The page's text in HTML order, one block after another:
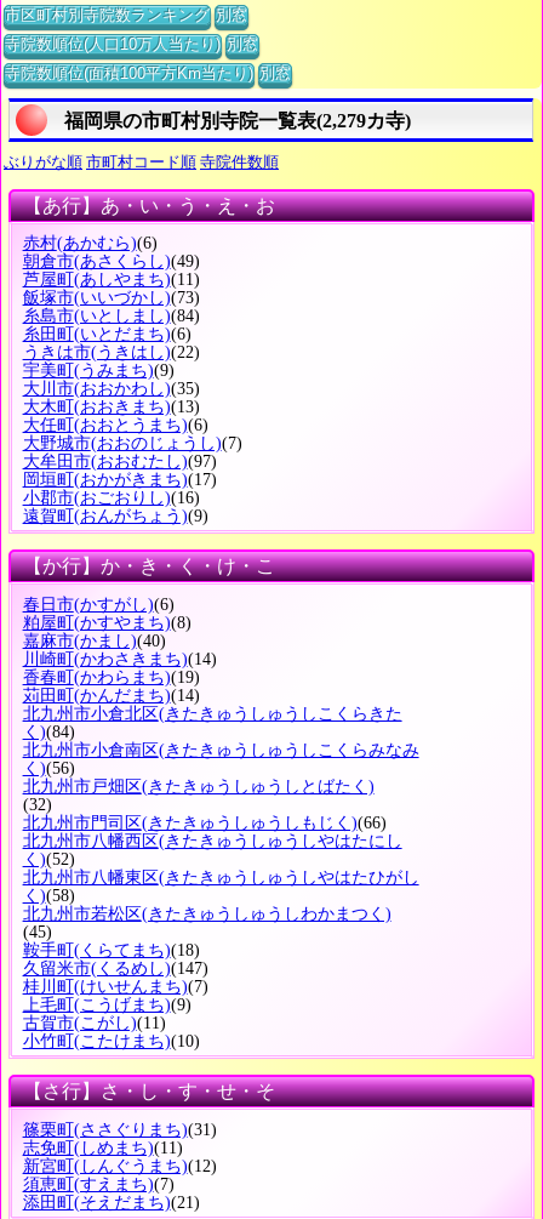
市区町村別寺院数ランキング 別窓
寺院数順位(人口10万人当たり) 別窓
寺院数順位(面積100平方Km当たり) 別窓
福岡県の市町村別寺院一覧表(2,279カ寺)
ぶりがな順 市町村コード順 寺院件数順
【あ行】あ・い・う・え・お
赤村(あかむら)(6)
朝倉市(あさくらし)(49)
芦屋町 (あしやまち)(11)
飯塚市(いいづかし)(73)
糸島市(いとしまし)(84)
糸田町 (いとだまち)(6)
うきは市(うきはし)(22)
宇美町 (うみまち)(9)
大川市(おおかわし)(35)
大木町 (おおきまち)(13)
大任町 (おおとうまち)(6)
大野城市(おおのじょうし)(7)
大牟田市(おおむたし)(97)
岡垣町 (おかがきまち)(17)
小郡市(おごおりし)(16)
遠賀町 (おんがちょう)(9)
【か行】か・き・く・け・こ
春日市(かすがし)(6)
粕屋町 (かすやまち)(8)
嘉麻市(かまし)(40)
川崎町 (かわさきまち)(14)
香春町 (かわらまち)(19)
苅田町 (かんだまち)(14)
北九州市小倉北区(きたきゅうしゅうしこくらきた
く)(84)
北九州市小倉南区(きたきゅうしゅうしこくらみなみ
く)(56)
北九州市戸畑区(きたきゅうしゅうしとばたく)
(32)
北九州市門司区(きたきゅうしゅうしもじく)(66)
北九州市八幡西区(きたきゅうしゅうしやはたにし
く)(52)
北九州市八幡東区(きたきゅうしゅうしやはたひがし
く)(58)
北九州市若松区(きたきゅうしゅうしわかまつく)
(45)
鞍手町 (くらてまち)(18)
久留米市(くるめし)(147)
桂川町 (けいせんまち)(7)
上毛町 (こうげまち)(9)
古賀市(こがし)(11)
小竹町 (こたけまち)(10)
【さ行】さ・し・す・せ・そ
篠栗町(ささぐりまち)(31)
志免町(しめまち)(11)
新宮町(しんぐうまち)(12)
須恵町(すえまち)(7)
添田町(そえだまち)(21)